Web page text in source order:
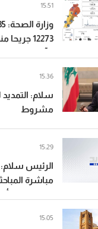
12273
15:51
سلام: التمديد
مشروط
15:36
الرئيس
مباشرة
واستكمال
15:29
15:05